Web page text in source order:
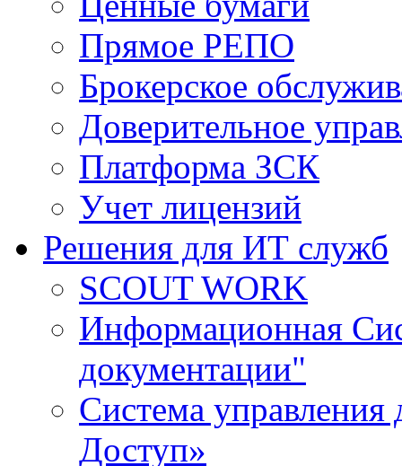
Прямое РЕПО
Брокерское
Доверительное
Платформа ЗСК
Учет лицензий
Решения для ИТ служб
SCOUT WORK
Информационная
документации"
Система
Доступ»